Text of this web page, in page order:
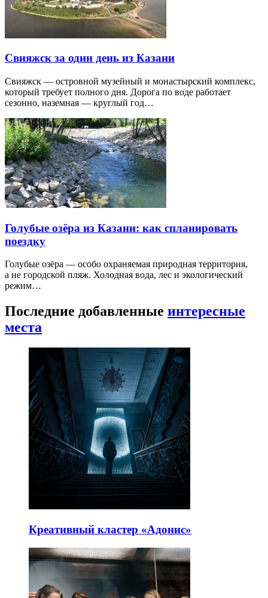
Свияжск за один день из Казани
Свияжск — островной музейный и монастырский комплекс,
который требует полного дня. Дорога по воде работает
сезонно, наземная — круглый год…
Голубые озёра из Казани: как спланировать
поездку
Голубые озёра — особо охраняемая природная территория,
а не городской пляж. Холодная вода, лес и экологический
режим…
Последние добавленные интересные
места
Креативный кластер «Адонис»